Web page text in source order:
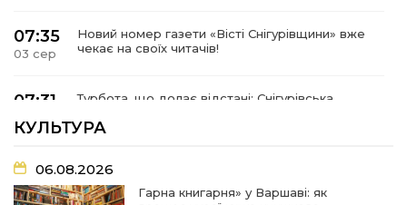
07:35
03 сер
Новий номер газети «Вісті Снігурівщини» вже
чекає на своїх читачів!
07:31
Турбота, що долає відстані: Снігурівська
послуг
07:27
03 сер
Удар по крамниці: на Снігурівщині російський
дрон поранив двох мирних жителів
КУЛЬТУРА
06.08.2026
Гарна книгарня» у Варшаві: як